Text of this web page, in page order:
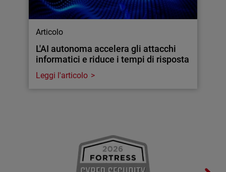
Articolo
L'AI autonoma accelera gli attacchi
informatici e riduce i tempi di risposta
Leggi l'articolo